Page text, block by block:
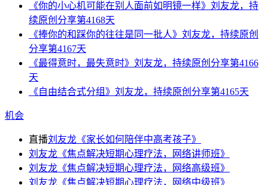
《你的小心机可能在别人面前如明镜一样》刘友龙，持
续原创分享第4168天
《捧你的和踩你的往往是同一批人》刘友龙，持续原创
分享第4167天
《最得意时，最失意时》刘友龙，持续原创分享第4166
天
《自由结合式分组》刘友龙，持续原创分享第4165天
机会
直播刘友龙《家长如何陪伴中高考孩子》
刘友龙《焦点解决短期心理疗法，网络讲师班》
刘友龙《焦点解决短期心理疗法，网络高级班》
刘友龙《焦点解决短期心理疗法，网络中级班》